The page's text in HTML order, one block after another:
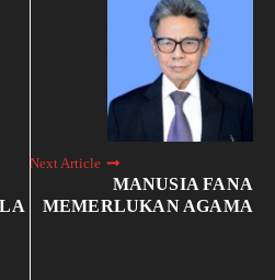
Next Article
MANUSIA FANA
MEMERLUKAN AGAMA